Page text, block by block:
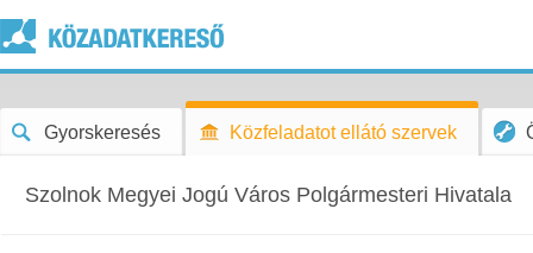
Gyorskeresés Közfeladatot ellátó szervek
Szolnok Megyei Jogú Város Polgármesteri Hivatala